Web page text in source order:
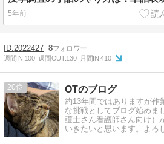
5年前
2022427 8
週間IN:100 週間OUT:130 月間IN:410
20 OTのブログ
約13年間ではありますが作
な挑戦としてブログ始めま
護士さん看護師さん向け）
いきたいと思います。よろ